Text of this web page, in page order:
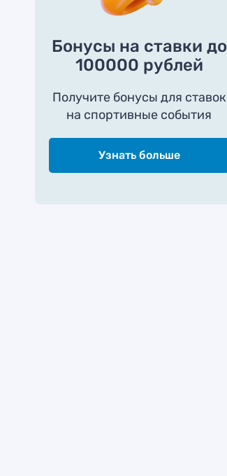
Бонусы на ставки до
100000 рублей
Получите бонусы для ставок
на спортивные события
Узнать больше